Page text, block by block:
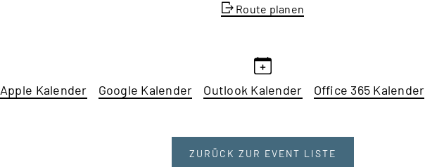
Route planen
Apple Kalender Google Kalender Outlook Kalender Office 365 Kalender
ZURÜCK ZUR EVENT LISTE